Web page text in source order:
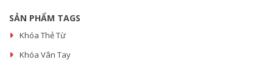
SẢN PHẨM TAGS
Khóa Thẻ Từ
Khóa Vân Tay